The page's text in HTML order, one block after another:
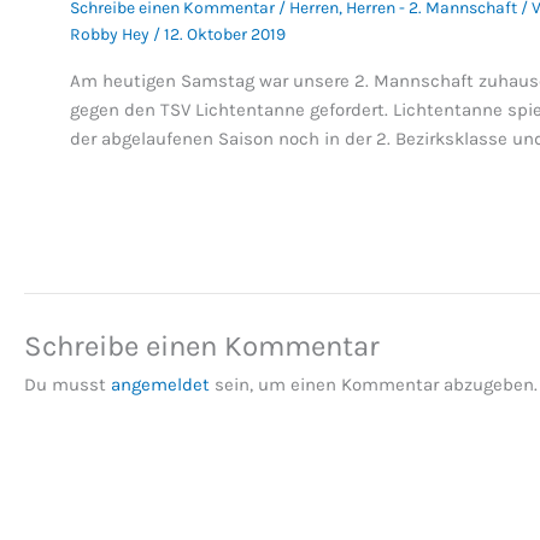
Schreibe einen Kommentar / Herren, Herren - 2. Mannschaft/
Robby Hey /12. Oktober 2019
Am heutigen Samstag war unsere 2. Mannschaft
gegen den TSV Lichtentanne gefordert. Lichtentanne
der abgelaufenen Saison noch in der 2. Bezirksklasse
Schreibe einen Kommentar
Du musst angemeldet sein, um einen Kommentar abzugeben.